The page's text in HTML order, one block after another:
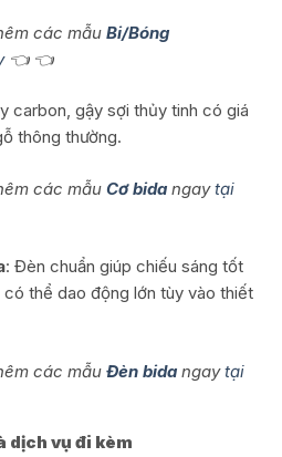
các mẫu Bi/Bóng
👈 👈
carbon, gậy sợi thủy tinh có giá
thông thường.
các mẫu Cơ bidangaytại
: Đèn chuẩn giúp chiếu sáng tốt
có thể dao động lớn tùy vào thiết
các mẫu Đèn bidangaytại
dịch vụ đi kèm